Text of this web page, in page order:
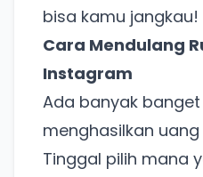
bisa kamu jangkau!
Cara Mendulang
Instagram
Ada banyak
menghasilkan
Tinggal pilih mana